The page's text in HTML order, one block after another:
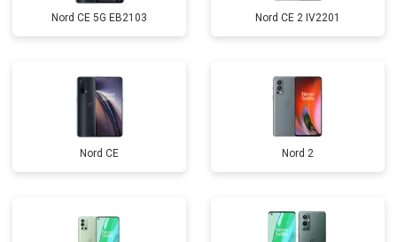
Nord CE 5G EB2103 Nord CE 2 IV2201
Nord CE Nord 2